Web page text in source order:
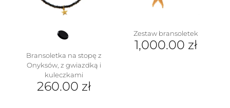
Bransoletka na stopę z
Onyksów, z gwiazdką i
kuleczkami
260.00 zł
Zestaw bransoletek
1,000.00 zł